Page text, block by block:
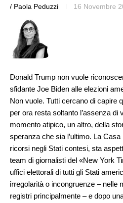
/ Paola Peduzzi 16 Novembre
Donald Trump non vuole
sfidante Joe Biden alle elezioni
Non vuole. Tutti cercano di capire
per ora resta soltanto l’assenza di
momento atipico, un altro, della
speranza che sia l’ultimo. La
ricorsi negli Stati contesi, sta
team di giornalisti del «New York
uffici elettorali di tutti gli Stati
irregolarità o incongruenze – nelle
registri principalmente – e dopo